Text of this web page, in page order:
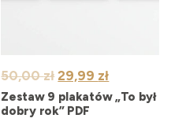
50,00złPierwotna
cena
wynosiła:
29,99 złAktualna
cena
Zestaw 9 plakatów „To był
dobry rok” PDF